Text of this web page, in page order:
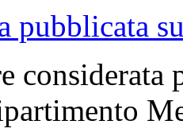
pubblicata